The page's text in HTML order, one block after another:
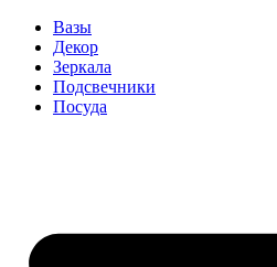
Вазы
Декор
Зеркала
Подсвечники
Посуда